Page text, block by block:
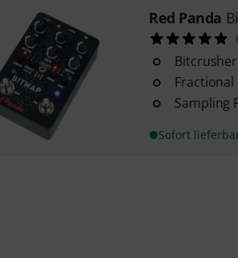
Red Panda
Fractional
Sampling
Sofort